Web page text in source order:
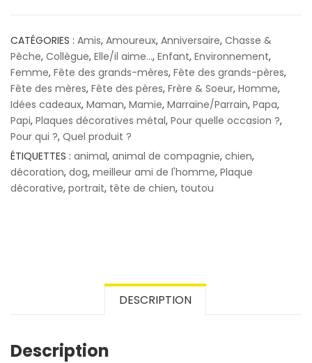
CATÉGORIES : Amis, Amoureux, Anniversaire, Chasse &
Pêche, Collègue, Elle/il aime..., Enfant, Environnement,
Femme, Fête des grands-mères, Fête des grands-pères,
Fête des mères, Fête des pères, Frère & Soeur, Homme,
Idées cadeaux, Maman, Mamie, Marraine/Parrain, Papa,
Papi, Plaques décoratives métal, Pour quelle occasion ?,
Pour qui ?, Quel produit ?
ÉTIQUETTES : animal, animal de compagnie, chien,
décoration, dog, meilleur ami de l'homme, Plaque
décorative, portrait, tête de chien, toutou
DESCRIPTION
Description